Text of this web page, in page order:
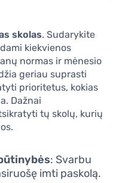
skolas. Sudarykite
kiekvienos
normas ir mėnesio
geriau suprasti
prioritetus, kokias
Dažnai
tų skolų, kurių
: Svarbu
imti paskolą.